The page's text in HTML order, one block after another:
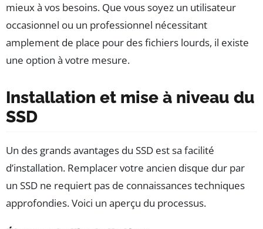
mieux à vos besoins. Que vous soyez un utilisateur
occasionnel ou un professionnel nécessitant
amplement de place pour des fichiers lourds, il existe
une option à votre mesure.
Installation et mise à niveau du
SSD
Un des grands avantages du SSD est sa facilité
d’installation. Remplacer votre ancien disque dur par
un SSD ne requiert pas de connaissances techniques
approfondies. Voici un aperçu du processus.